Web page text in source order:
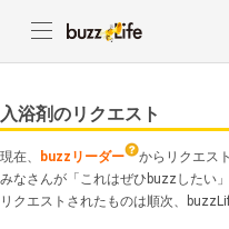
入浴剤のリクエスト
現在、 buzzリーダー
からリクエス
みなさんが「これはぜひbuzzしたい
リクエストされたものは順次、